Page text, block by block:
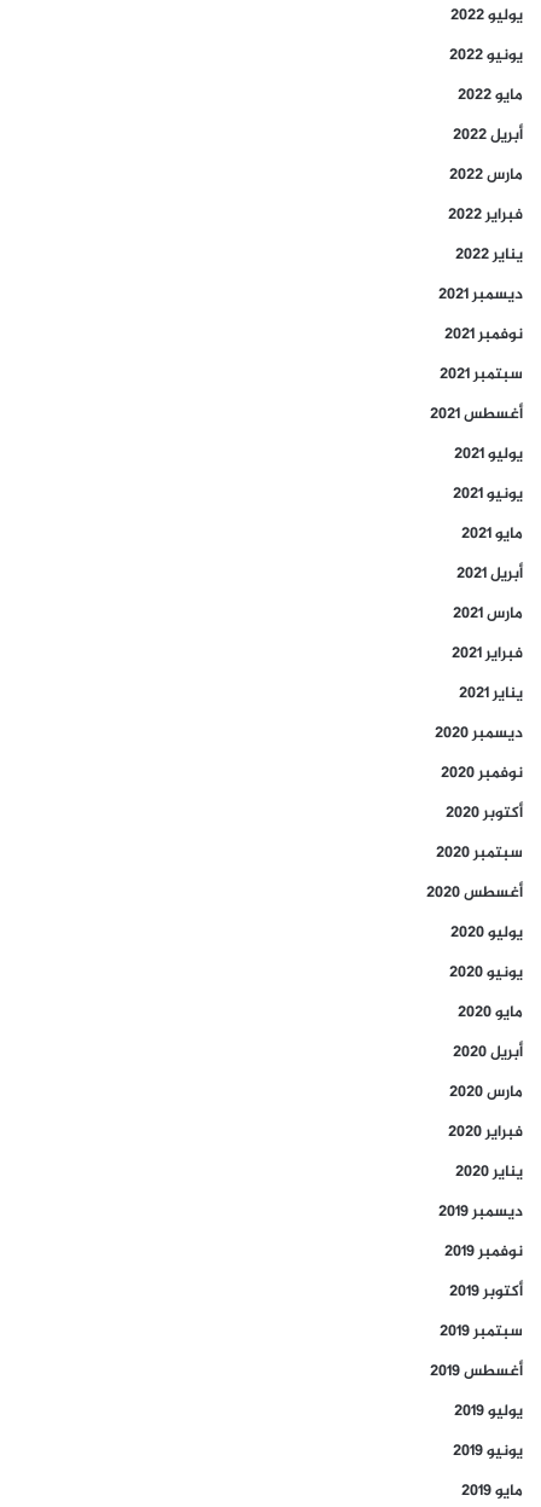
يوليو 2022
يونيو 2022
مايو 2022
أبريل 2022
مارس 2022
فبراير 2022
يناير 2022
ديسمبر 2021
نوفمبر 2021
سبتمبر 2021
أغسطس 2021
يوليو 2021
يونيو 2021
مايو 2021
أبريل 2021
مارس 2021
فبراير 2021
يناير 2021
ديسمبر 2020
نوفمبر 2020
أكتوبر 2020
سبتمبر 2020
أغسطس 2020
يوليو 2020
يونيو 2020
مايو 2020
أبريل 2020
مارس 2020
فبراير 2020
يناير 2020
ديسمبر 2019
نوفمبر 2019
أكتوبر 2019
سبتمبر 2019
أغسطس 2019
يوليو 2019
يونيو 2019
مايو 2019